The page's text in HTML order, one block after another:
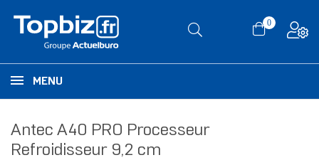
0
MENU
Antec A40 PRO Processeur
Refroidisseur 9,2 cm